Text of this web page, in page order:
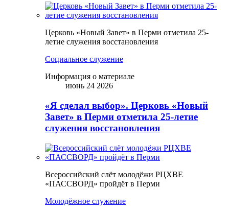
Церковь «Новый Завет» в Перми отметила 25-
летие служения восстановления
Социальное служение
Информация о материале
июнь 24 2026
«Я сделал выбор». Церковь «Новый
Завет» в Перми отметила 25-летие
служения восстановления
Всероссийский слёт молодёжи РЦХВЕ
«ПАССВОРД» пройдёт в Перми
Молодёжное служение